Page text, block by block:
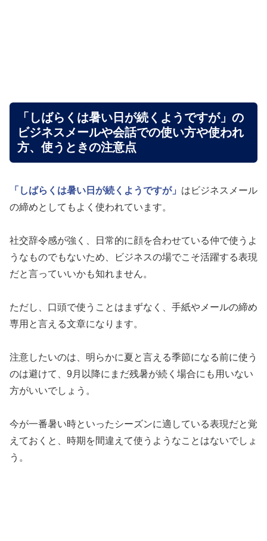
「しばらくは暑い日が続くようですが」の
ビジネスメールや会話での使い方や使われ
方、使うときの注意点
「しばらくは暑い日が続くようですが」 はビジネスメール
の締めとしてもよく使われています。
社交辞令感が強く、日常的に顔を合わせている仲で使うよ
うなものでもないため、ビジネスの場でこそ活躍する表現
だと言っていいかも知れません。
ただし、口頭で使うことはまずなく、手紙やメールの締め
専用と言える文章になります。
注意したいのは、明らかに夏と言える季節になる前に使う
のは避けて、9月以降にまだ残暑が続く場合にも用いない
方がいいでしょう。
今が一番暑い時といったシーズンに適している表現だと覚
えておくと、時期を間違えて使うようなことはないでしょ
う。